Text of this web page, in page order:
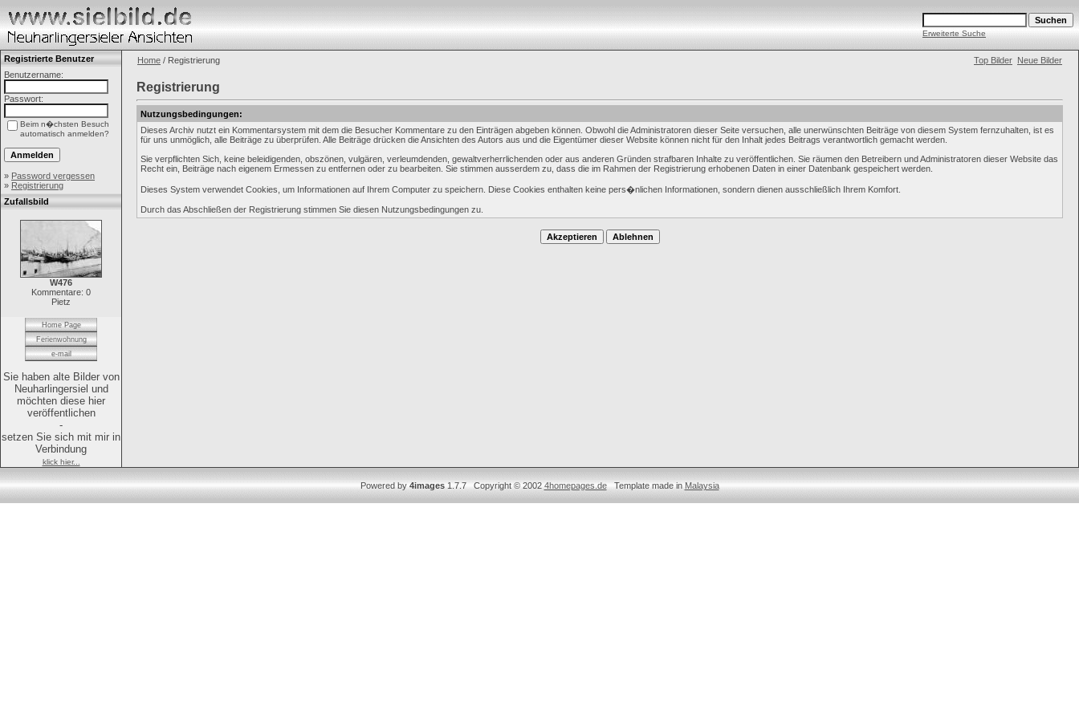
Erweiterte Suche
Registrierte Benutzer
Benutzername:
Passwort:
Beim n�chsten Besuch
automatisch anmelden?
» Password vergessen
» Registrierung
Zufallsbild
W476
Kommentare: 0
Pietz
Home Page
Ferienwohnung
e-mail
Sie haben alte Bilder von
Neuharlingersiel und
möchten diese hier
veröffentlichen
-
setzen Sie sich mit mir in
Verbindung
klick hier...
Home / Registrierung Top Bilder Neue Bilder
Registrierung
Nutzungsbedingungen:
Dieses Archiv nutzt ein Kommentarsystem mit dem die Besucher Kommentare zu den Einträgen abgeben können. Obwohl die Administratoren dieser Seite versuchen, alle unerwünschten Beiträge von diesem System fernzuhalten, ist es
für uns unmöglich, alle Beiträge zu überprüfen. Alle Beiträge drücken die Ansichten des Autors aus und die Eigentümer dieser Website können nicht für den Inhalt jedes Beitrags verantwortlich gemacht werden.
Sie verpflichten Sich, keine beleidigenden, obszönen, vulgären, verleumdenden, gewaltverherrlichenden oder aus anderen Gründen strafbaren Inhalte zu veröffentlichen. Sie räumen den Betreibern und Administratoren dieser Website das
Recht ein, Beiträge nach eigenem Ermessen zu entfernen oder zu bearbeiten. Sie stimmen ausserdem zu, dass die im Rahmen der Registrierung erhobenen Daten in einer Datenbank gespeichert werden.
Dieses System verwendet Cookies, um Informationen auf Ihrem Computer zu speichern. Diese Cookies enthalten keine pers�nlichen Informationen, sondern dienen ausschließlich Ihrem Komfort.
Durch das Abschließen der Registrierung stimmen Sie diesen Nutzungsbedingungen zu.
Powered by4images1.7.7 Copyright © 20024homepages.deTemplate made inMalaysia